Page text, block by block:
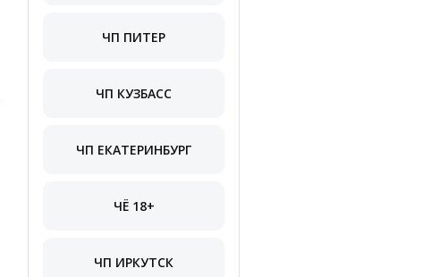
ЧП ПИТЕР
ЧП КУЗБАСС
ЧП ЕКАТЕРИНБУРГ
ЧЁ 18+
ЧП ИРКУТСК